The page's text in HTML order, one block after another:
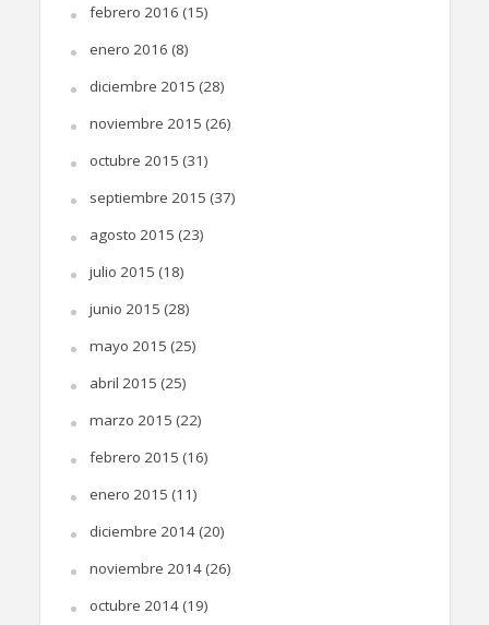
febrero 2016 (15)
enero 2016 (8)
diciembre 2015 (28)
noviembre 2015 (26)
octubre 2015 (31)
septiembre 2015 (37)
agosto 2015 (23)
julio 2015 (18)
junio 2015 (28)
mayo 2015 (25)
abril 2015 (25)
marzo 2015 (22)
febrero 2015 (16)
enero 2015 (11)
diciembre 2014(20)
noviembre 2014(26)
octubre 2014(19)